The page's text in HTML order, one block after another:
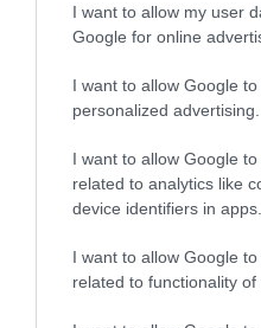
I want to allow my user
Google for online
I want to allow Google
personalized advertising.
I want to allow Google
related to analytics like
device identifiers in apps.
I want to allow Google
related to functionality of
Παλαιό Φάληρο:
ως μέλος της
Κατηγορείται για
ξυλοδαρμούς